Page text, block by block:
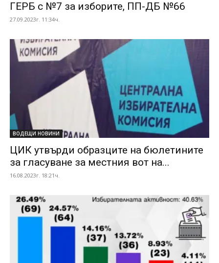
ГЕРБ с №7 за изборите, ПП-ДБ №66
27.09.2023г. 11:34ч.
ВОДЕЩИ НОВИНИ
ЦИК утвърди образците на бюлетините
за гласуване за местния вот на...
16.08.2023г. 18:21ч.